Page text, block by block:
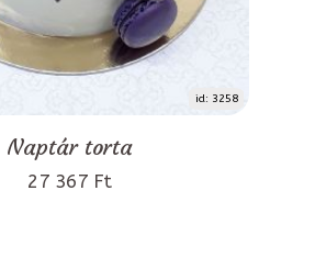
id: 3258
Naptár torta
27 367 Ft